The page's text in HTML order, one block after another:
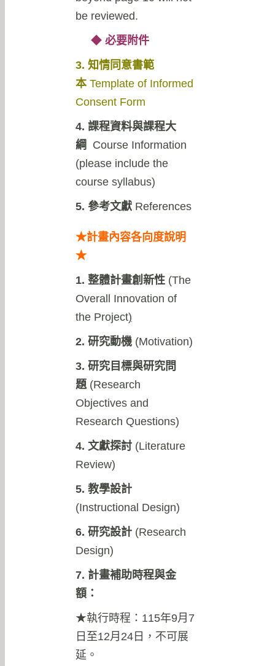
be reviewed.
◆ 必要附件
3. 知情同意書範
本Template of Informed
Consent Form
4. 課程資料與課程大
綱
Course Information
(please include the
course syllabus)
5. 參考文獻 References
★計畫內容各向度說明
★
1. 整體計畫創新性 (The
Overall Innovation of
the Project)
2. 研究動機 (Motivation)
3. 研究目標與研究問
題 (Research
Objectives and
Research Questions)
4. 文獻探討 (Literature
Review)
5. 教學設計
(Instructional Design)
6. 研究設計 (Research
Design)
7. 計畫補助時程與金
額：
★執行時程：115年9月7
日至12月24日，不可展
延。